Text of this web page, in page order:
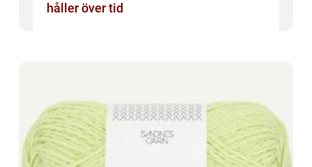
håller över tid